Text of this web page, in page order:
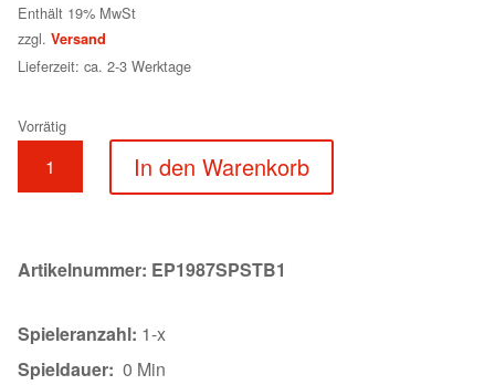
Enthält 19% MwSt
zzgl. Versand
Lieferzeit: ca. 2-3 Werktage
Vorrätig
In den Warenkorb
Artikelnummer: EP1987SPSTB1
Spieleranzahl: 1-x
Spieldauer: 0 Min